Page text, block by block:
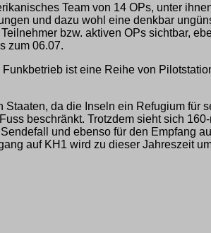
Team von 14 OPs, unter
und dazu wohl eine denkbar
bzw. aktiven OPs sichtbar,
zum 06.07.
ist eine Reihe von
da die Inseln ein Refugium für
beschränkt. Trotzdem sieht sich
und ebenso für den Empfang
auf KH1 wird zu dieser Jahreszeit